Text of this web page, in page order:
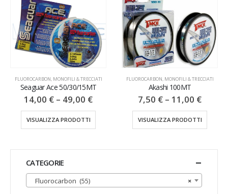
FLUOROCARBON, MONOFILI & TRECCIATI
Seaguar Ace 50/30/15MT
14,00 € – 49,00 €
VISUALIZZA PRODOTTI
FLUOROCARBON, MONOFILI & TRECCIATI
Akashi 100MT
7,50 € – 11,00 €
VISUALIZZA PRODOTTI
CATEGORIE
×
Fluorocarbon (55)